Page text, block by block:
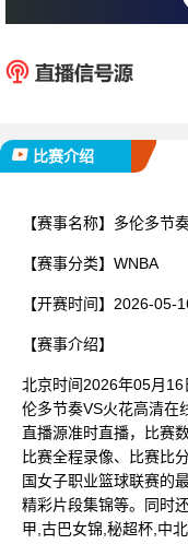
多伦多节奏
比赛介绍
【赛事名称】 多伦多节
【赛事分类】 WNBA
【开赛时间】 2026-05-
【赛事介绍】
北京时间2026年05月
伦多节奏VS火花高清在
直播源准时直播，比赛
比赛全程录像、比赛比
国女子职业篮球联赛的
精彩片段集锦等。同时
甲,古巴女锦,秘超杯,中